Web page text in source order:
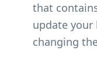
that
update
changing